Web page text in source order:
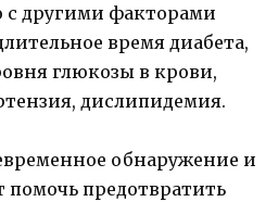
с другими факторами
время диабета,
глюкозы в крови,
дислипидемия.
обнаружение и
помочь предотвратить